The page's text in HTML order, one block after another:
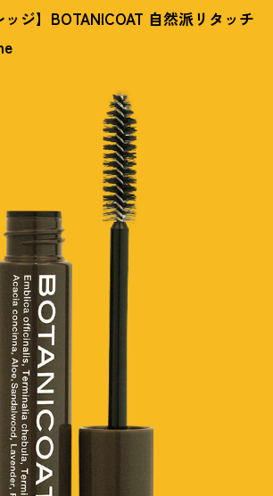
ッジ】BOTANICOAT 自然派リタッチ